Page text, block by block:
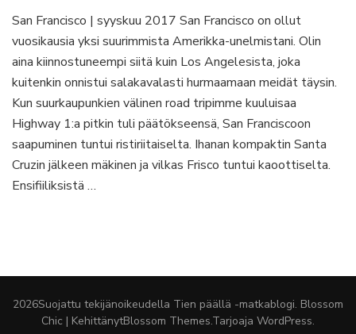
Francisco
kolmessa
päivässä
14
vinkkiä
mahtavaan
lomaan
San Francisco | syyskuu 2017 San Francisco on ollut
vuosikausia yksi suurimmista Amerikka-unelmistani. Olin
aina kiinnostuneempi siitä kuin Los Angelesista, joka
kuitenkin onnistui salakavalasti hurmaamaan meidät täysin.
Kun suurkaupunkien välinen road tripimme kuuluisaa
Highway 1:a pitkin tuli päätökseensä, San Franciscoon
saapuminen tuntui ristiriitaiselta. Ihanan kompaktin Santa
Cruzin jälkeen mäkinen ja vilkas Frisco tuntui kaoottiselta.
Ensifiiliksistä …
2026Suojattu tekijänoikeudella Tien päällä -matkablogi. Blossom
Chic | KehittänytBlossom Themes.Tarjoaja WordPress.